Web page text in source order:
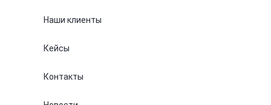
Наши клиенты
Кейсы
Контакты